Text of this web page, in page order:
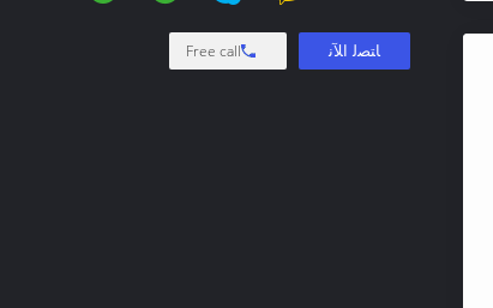
Free call